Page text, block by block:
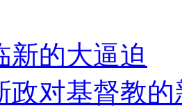
新的大逼迫
对基督教的